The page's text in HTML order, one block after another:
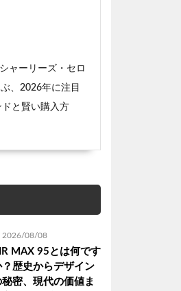
ャーリーズ・セロ
、2026年に注目
と賢い購入方
2026/08/08
MAX 95とは何です
？歴史からデザイン
秘密、現代の価値ま